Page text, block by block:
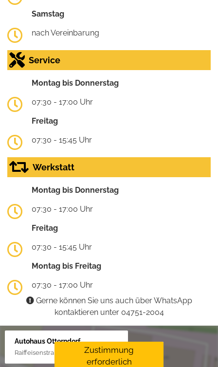
Samstag
nach Vereinbarung
Service
Montag bis Donnerstag
07:30 - 17:00 Uhr
Freitag
07:30 - 15:45 Uhr
Werkstatt
Montag bis Donnerstag
07:30 - 17:00 Uhr
Freitag
07:30 - 15:45 Uhr
Montag bis Freitag
07:30 - 17:00 Uhr
Gerne können Sie uns auch über WhatsApp
kontaktieren unter 04751-2004
Autohaus Otterndorf
Raiffeisenstraße 1, 21762 Otterndorf
Zustimmung
erforderlich